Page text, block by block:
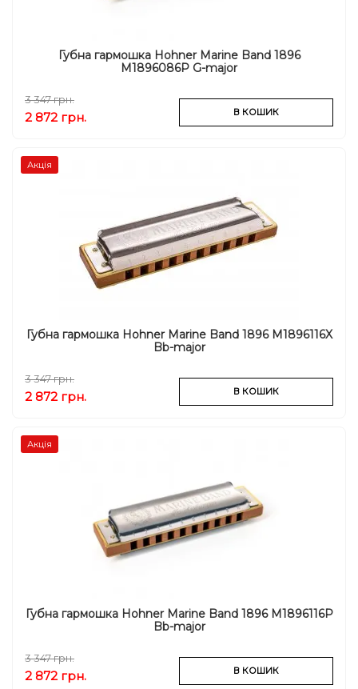
Губна гармошка Hohner Marine Band 1896
M1896086P G-major
3 347 грн.
2 872 грн. В КОШИК
Акція
Губна гармошка Hohner Marine Band 1896 M1896116X
Bb-major
3 347 грн.
2 872 грн. В КОШИК
Акція
Губна гармошка Hohner Marine Band 1896 M1896116P
Bb-major
3 347 грн.
2 872 грн. В КОШИК